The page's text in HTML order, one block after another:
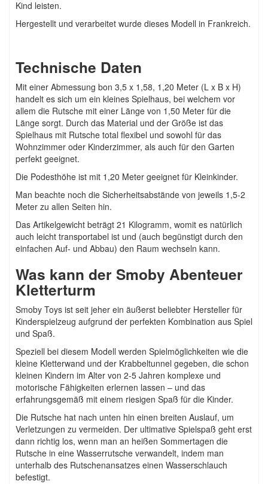
Kind leisten.
Hergestellt und verarbeitet wurde dieses Modell in Frankreich.
Technische Daten
Mit einer Abmessung bon 3,5 x 1,58, 1,20 Meter (L x B x H)
handelt es sich um ein kleines Spielhaus, bei welchem vor
allem die Rutsche mit einer Länge von 1,50 Meter für die
Länge sorgt. Durch das Material und der Größe ist das
Spielhaus mit Rutsche total flexibel und sowohl für das
Wohnzimmer oder Kinderzimmer, als auch für den Garten
perfekt geeignet.
Die Podesthöhe ist mit 1,20 Meter geeignet für Kleinkinder.
Man beachte noch die Sicherheitsabstände von jeweils 1,5-2
Meter zu allen Seiten hin.
Das Artikelgewicht beträgt 21 Kilogramm, womit es natürlich
auch leicht transportabel ist und (auch begünstigt durch den
einfachen Auf- und Abbau) den Raum wechseln kann.
Was kann der Smoby Abenteuer
Kletterturm
Smoby Toys ist seit jeher ein äußerst beliebter Hersteller für
Kinderspielzeug aufgrund der perfekten Kombination aus Spiel
und Spaß.
Speziell bei diesem Modell werden Spielmöglichkeiten wie die
kleine Kletterwand und der Krabbeltunnel gegeben, die schon
kleinen Kindern im Alter von 2-5 Jahren komplexe und
motorische Fähigkeiten erlernen lassen – und das
erfahrungsgemäß mit einem riesigen Spaß für die Kinder.
Die Rutsche hat nach unten hin einen breiten Auslauf, um
Verletzungen zu vermeiden. Der ultimative Spielspaß geht erst
dann richtig los, wenn man an heißen Sommertagen die
Rutsche in eine Wasserrutsche verwandelt, indem man
unterhalb des Rutschenansatzes einen Wasserschlauch
befestigt.